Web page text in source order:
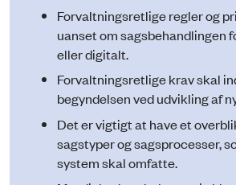
Forvaltningsretlige regler og
uanset om sagsbehandlingen
eller digitalt.
Forvaltningsretlige krav skal
begyndelsen ved udvikling af
Det er vigtigt at have et
sagstyper og sagsprocesser,
system skal omfatte.